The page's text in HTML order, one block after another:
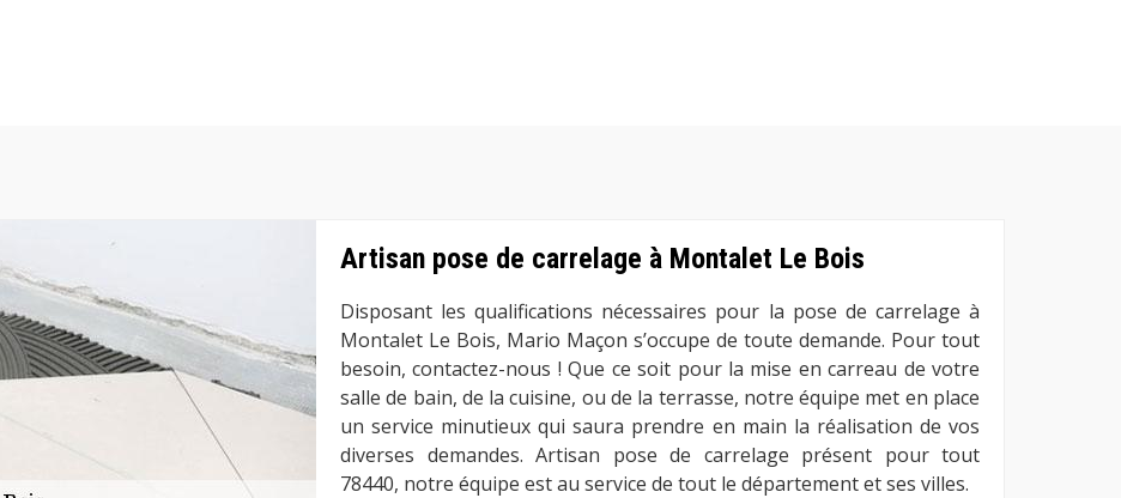
Artisan pose de carrelage à Montalet Le Bois
Disposant les qualifications nécessaires pour la pose de carrelage à
Montalet Le Bois, Mario Maçon s’occupe de toute demande. Pour tout
besoin, contactez-nous ! Que ce soit pour la mise en carreau de votre
salle de bain, de la cuisine, ou de la terrasse, notre équipe met en place
un service minutieux qui saura prendre en main la réalisation de vos
diverses demandes. Artisan pose de carrelage présent pour tout
78440, notre équipe est au service de tout le département et ses villes.